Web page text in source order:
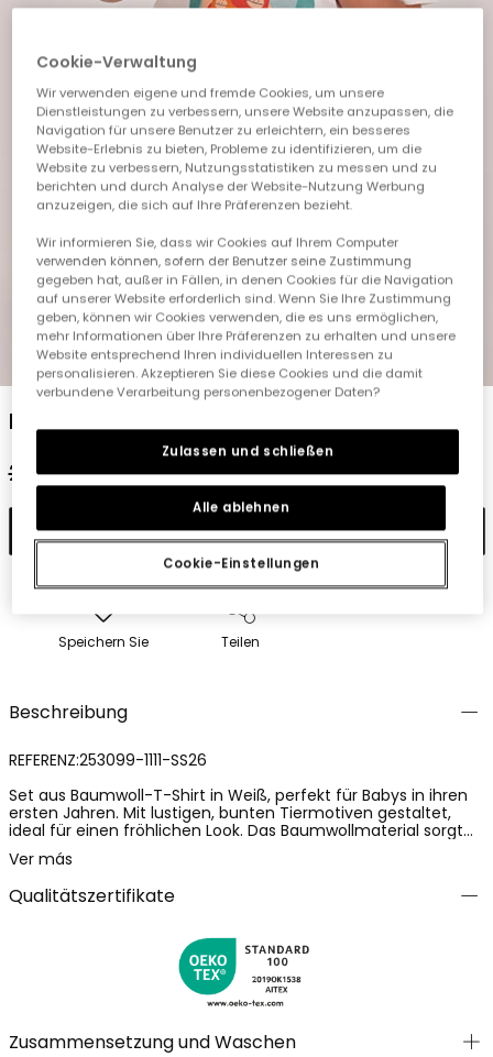
1 2 3 4 5 6 7 8
Babyset weißes Baumwoll-T-Shirt
29,95 € 14,95 € 11,95 €
In den Warenkorb
Speichern Sie Teilen
Beschreibung
REFERENZ:253099-1111-SS26
Set aus Baumwoll-T-Shirt in Weiß, perfekt für Babys in ihren
ersten Jahren. Mit lustigen, bunten Tiermotiven gestaltet,
ideal für einen fröhlichen Look. Das Baumwollmaterial sorgt
für Komfort und Weichheit und pflegt die zarte Haut des
Babys. Erhältlich in Größen von 1 Monat bis 24 Monate, passt
es sich dem Wachstum des Kindes an. Seine vielseitigen
Farben und das entzückende Design machen es zu einer
Ver más
Qualitätszertifikate
Zusammensetzung und Waschen
Cookie-Verwaltung
Wir verwenden eigene und fremde Cookies, um unsere
Dienstleistungen zu verbessern, unsere Website anzupassen, die
Navigation für unsere Benutzer zu erleichtern, ein besseres
Website-Erlebnis zu bieten, Probleme zu identifizieren, um die
Website zu verbessern, Nutzungsstatistiken zu messen und zu
berichten und durch Analyse der Website-Nutzung Werbung
anzuzeigen, die sich auf Ihre Präferenzen bezieht.
Wir informieren Sie, dass wir Cookies auf Ihrem Computer
verwenden können, sofern der Benutzer seine Zustimmung
gegeben hat, außer in Fällen, in denen Cookies für die Navigation
auf unserer Website erforderlich sind. Wenn Sie Ihre Zustimmung
geben, können wir Cookies verwenden, die es uns ermöglichen,
mehr Informationen über Ihre Präferenzen zu erhalten und unsere
Website entsprechend Ihren individuellen Interessen zu
personalisieren. Akzeptieren Sie diese Cookies und die damit
verbundene Verarbeitung personenbezogener Daten?
Cookie-Einstellungen
Alle ablehnen
Zulassen und schließen